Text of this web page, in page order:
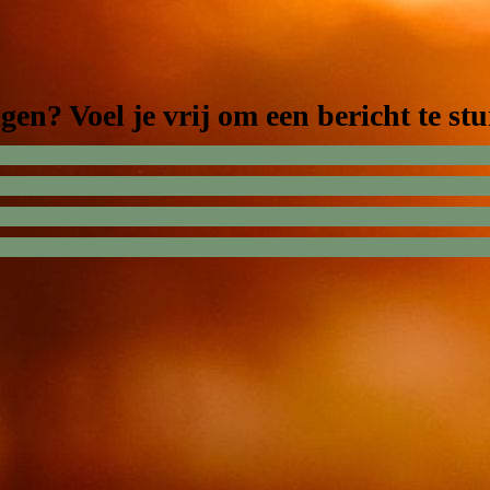
Voel je vrij om een bericht te